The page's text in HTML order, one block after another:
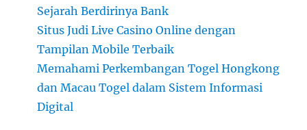
Sejarah Berdirinya Bank
Situs Judi Live Casino Online dengan
Tampilan Mobile Terbaik
Memahami Perkembangan Togel Hongkong
dan Macau Togel dalam Sistem Informasi
Digital